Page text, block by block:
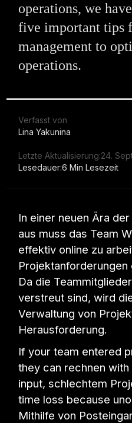
operations, we
five important tips
management to
operations.
Verfasst von
Lina Yakunina
Letzte Aktualisierung:24.
Lesedauer:6 Min Lesezeit
In einer neuen Ära
aus muss das Team
effektiv online zu
Da die
verstreut sind, wird
Verwaltung von
Herausforderung.
If your team entered
they can rechnen
input, schlechtem
time loss because
Mithilfe von